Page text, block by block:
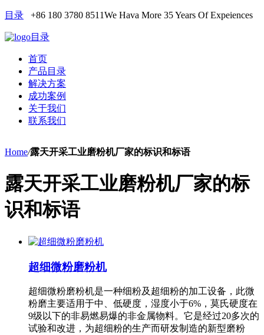
目录 +86 180 3780 8511We Hava More 35 Years Of Expeiences
目录
首页
产品目录
解决方案
成功案例
关于我们
联系我们
Home/露天开采工业磨粉机厂家的标识和标语
露天开采工业磨粉机厂家的标
识和标语
超细微粉磨粉机
超细微粉磨粉机是一种细粉及超细粉的加工设备，此微
粉磨主要适用于中、低硬度，湿度小于6%，莫氏硬度在
9级以下的非易燃易爆的非金属物料。它是经过20多次的
试验和改进，为超细粉的生产而研发制造的新型磨粉